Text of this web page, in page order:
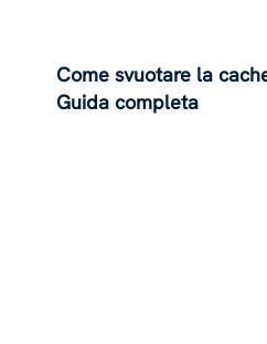
Come svuotare la
Guida completa